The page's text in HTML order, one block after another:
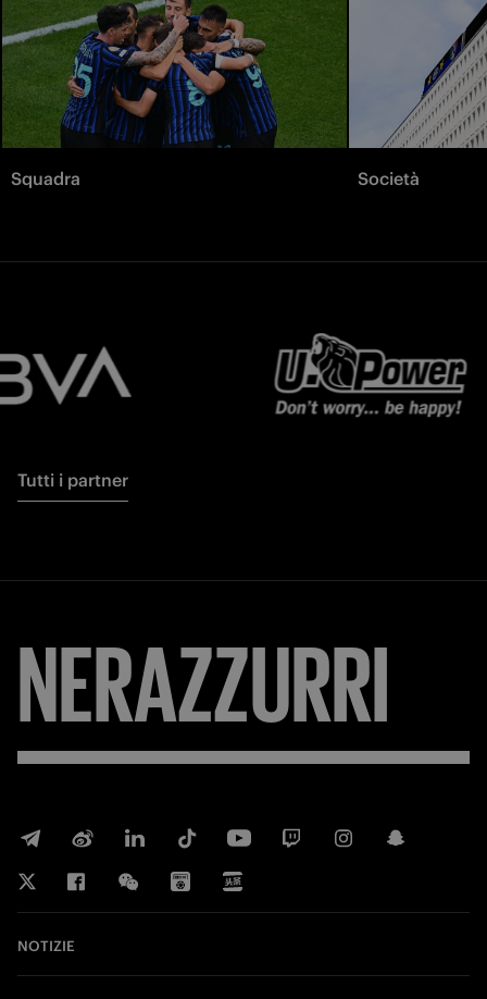
Squadra Società
Tutti i partner
NERAZZURRI
NOTIZIE